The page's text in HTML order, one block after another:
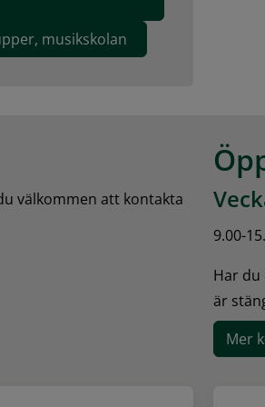
musikskolan
välkommen att kontakta
9.00-
Har du
är
Mer